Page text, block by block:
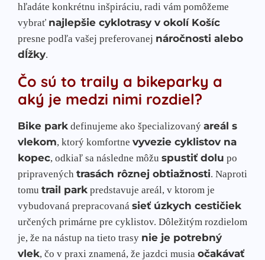
hľadáte konkrétnu inšpiráciu, radi vám pomôžeme
vybrať najlepšie cyklotrasy v okolí Košíc
presne podľa vašej preferovanej náročnosti alebo
dĺžky.
Čo sú to traily a bikeparky a
aký je medzi nimi rozdiel?
Bike park definujeme ako špecializovaný areál s
vlekom, ktorý komfortne vyvezie cyklistov na
kopec, odkiaľ sa následne môžu spustiť dolu po
pripravených trasách rôznej obtiažnosti. Naproti
tomu trail park predstavuje areál, v ktorom je
vybudovaná prepracovaná sieť úzkych cestičiek
určených primárne pre cyklistov. Dôležitým rozdielom
je, že na nástup na tieto trasy nie je potrebný
vlek, čo v praxi znamená, že jazdci musia očakávať